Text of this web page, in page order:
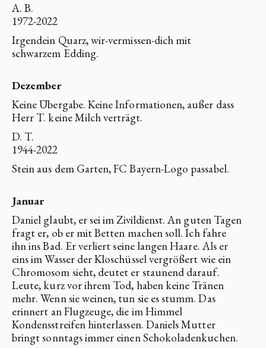
A. B.
1972-2022
Irgendein Quarz, wir-vermissen-dich mit
schwarzem Edding.
Dezember
Keine Übergabe. Keine Informationen, außer dass
Herr T. keine Milch verträgt.
D. T.
1944-2022
Stein aus dem Garten, FC Bayern-Logo passabel.
Januar
Daniel glaubt, er sei im Zivildienst. An guten Tagen
fragt er, ob er mit Betten machen soll. Ich fahre
ihn ins Bad. Er verliert seine langen Haare. Als er
eins im Wasser der Kloschüssel vergrößert wie ein
Chromosom sieht, deutet er staunend darauf.
Leute, kurz vor ihrem Tod, haben keine Tränen
mehr. Wenn sie weinen, tun sie es stumm. Das
erinnert an Flugzeuge, die im Himmel
Kondensstreifen hinterlassen. Daniels Mutter
bringt sonntags immer einen Schokoladenkuchen.